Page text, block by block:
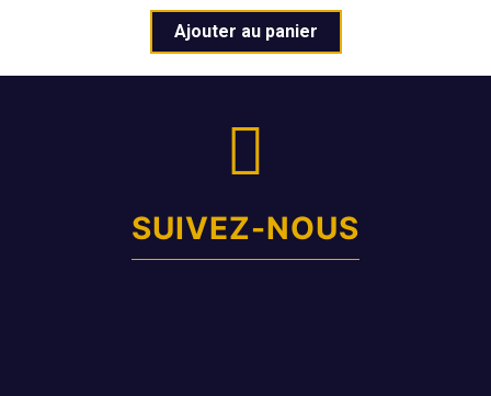
Ajouter au panier
SUIVEZ-NOUS